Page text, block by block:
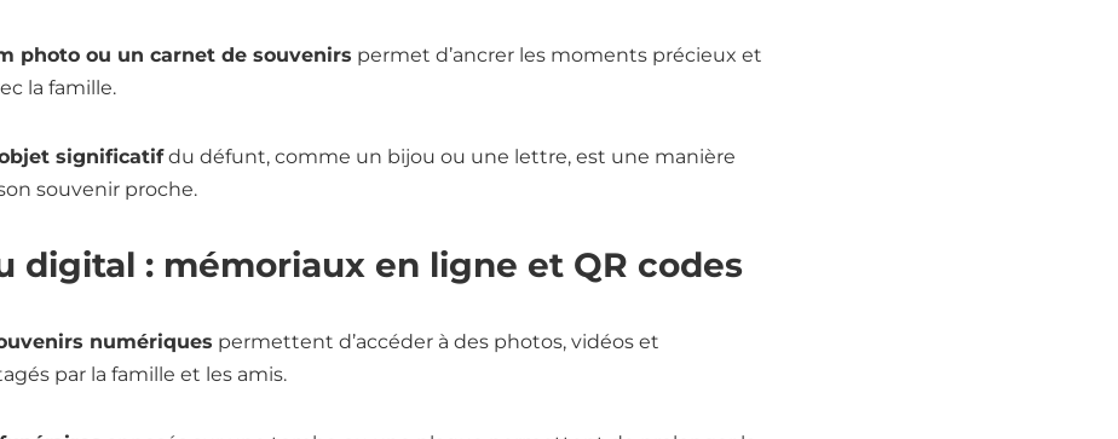
photo ou un carnet de souvenirs permet d’ancrer les moments précieux et
la famille.
significatifdu défunt, comme un bijou ou une lettre, est une manière
souvenir proche.
digital : mémoriaux en ligne et QR codes
numériques permettent d’accéder à des photos, vidéos et
par la famille et les amis.